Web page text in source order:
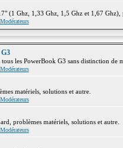
(1 Ghz, 1,33 Ghz, 1,5 Ghz et 1,67 Ghz),
les PowerBook G3 sans distinction de
matériels, solutions et autre.
problèmes matériels, solutions et autre.